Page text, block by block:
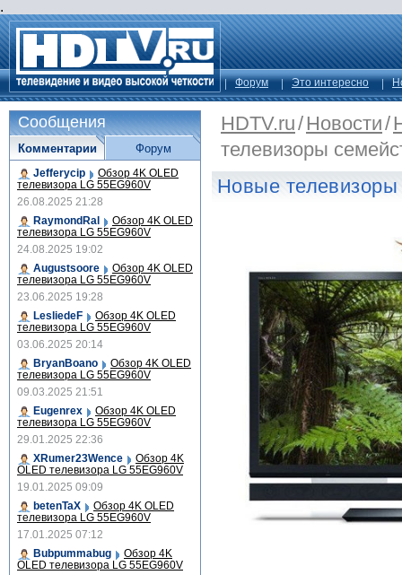
.
Форум Это интересно
HDTV.ru/Новости/
телевизоры
Новые телевизоры
Сообщения
Комментарии
Jefferycip Обзор 4K OLED
телевизора LG 55EG960V
26.08.2025 21:28
RaymondRal
Обзор 4K OLED
телевизора LG 55EG960V
24.08.2025 19:02
Augustsoore
Обзор 4K OLED
телевизора LG 55EG960V
23.06.2025 19:28
LesliedeF
Обзор 4K OLED
телевизора LG 55EG960V
03.06.2025 20:14
BryanBoano
Обзор 4K OLED
телевизора LG 55EG960V
09.03.2025 21:51
Eugenrex
Обзор 4K OLED
телевизора LG 55EG960V
29.01.2025 22:36
XRumer23Wence
Обзор 4K
OLED телевизора LG 55EG960V
19.01.2025 09:09
betenTaX
Обзор 4K OLED
телевизора LG 55EG960V
17.01.2025 07:12
Bubpummabug
Обзор 4K
OLED телевизора LG 55EG960V
Форум